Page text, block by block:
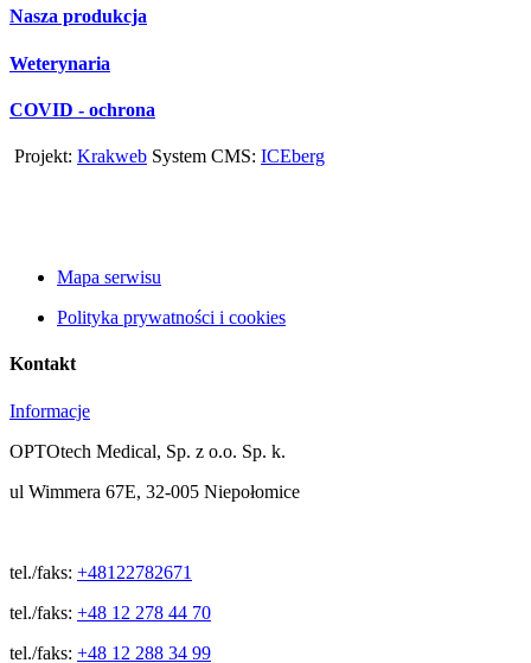
Nasza produkcja
Weterynaria
COVID - ochrona
Projekt: Krakweb System CMS: ICEberg
Mapa serwisu
Polityka prywatności i cookies
Kontakt
Informacje
OPTOtech Medical, Sp. z o.o. Sp. k.
ul Wimmera 67E, 32-005 Niepołomice
tel./faks: +48122782671
tel./faks: +48 12 278 44 70
tel./faks: +48 12 288 34 99